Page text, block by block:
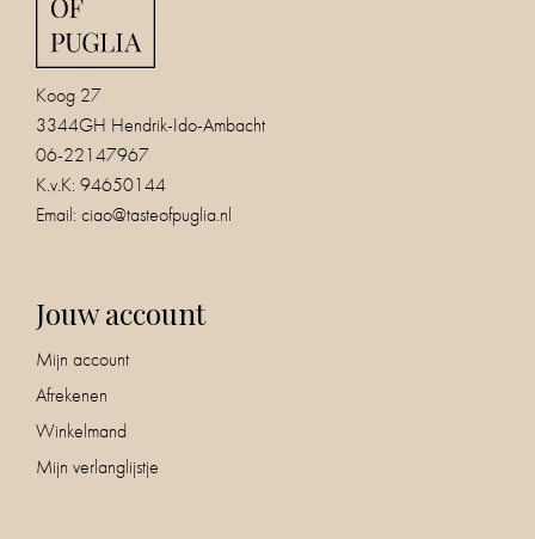
Koog 27
3344GH Hendrik-Ido-Ambacht
06-22147967
K.v.K: 94650144
Email: ciao@tasteofpuglia.nl
Jouw account
Mijn account
Afrekenen
Winkelmand
Mijn verlanglijstje